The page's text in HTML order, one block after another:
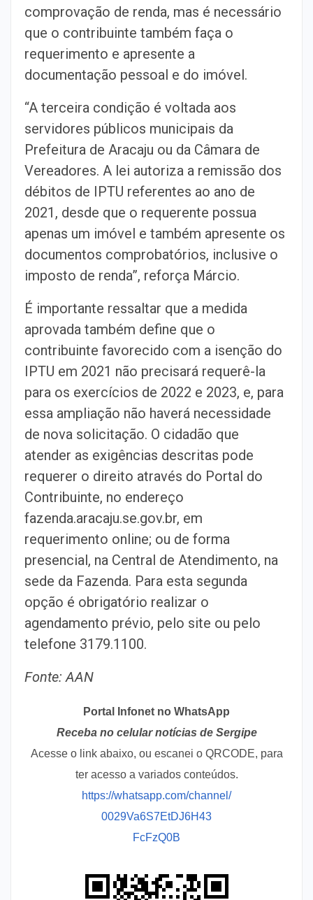
comprovação de renda, mas é necessário
que o contribuinte também faça o
requerimento e apresente a
documentação pessoal e do imóvel.
“A terceira condição é voltada aos
servidores públicos municipais da
Prefeitura de Aracaju ou da Câmara de
Vereadores. A lei autoriza a remissão dos
débitos de IPTU referentes ao ano de
2021, desde que o requerente possua
apenas um imóvel e também apresente os
documentos comprobatórios, inclusive o
imposto de renda”, reforça Márcio.
É importante ressaltar que a medida
aprovada também define que o
contribuinte favorecido com a isenção do
IPTU em 2021 não precisará requerê-la
para os exercícios de 2022 e 2023, e, para
essa ampliação não haverá necessidade
de nova solicitação. O cidadão que
atender as exigências descritas pode
requerer o direito através do Portal do
Contribuinte, no endereço
fazenda.aracaju.se.gov.br, em
requerimento online; ou de forma
presencial, na Central de Atendimento, na
sede da Fazenda. Para esta segunda
opção é obrigatório realizar o
agendamento prévio, pelo site ou pelo
telefone 3179.1100.
Fonte: AAN
Portal Infonet no WhatsApp
Receba no celular notícias de Sergipe
Acesse o link abaixo, ou escanei o QRCODE, para
ter acesso a variados conteúdos.
https://whatsapp.com/channel/
0029Va6S7EtDJ6H43
FcFzQ0B